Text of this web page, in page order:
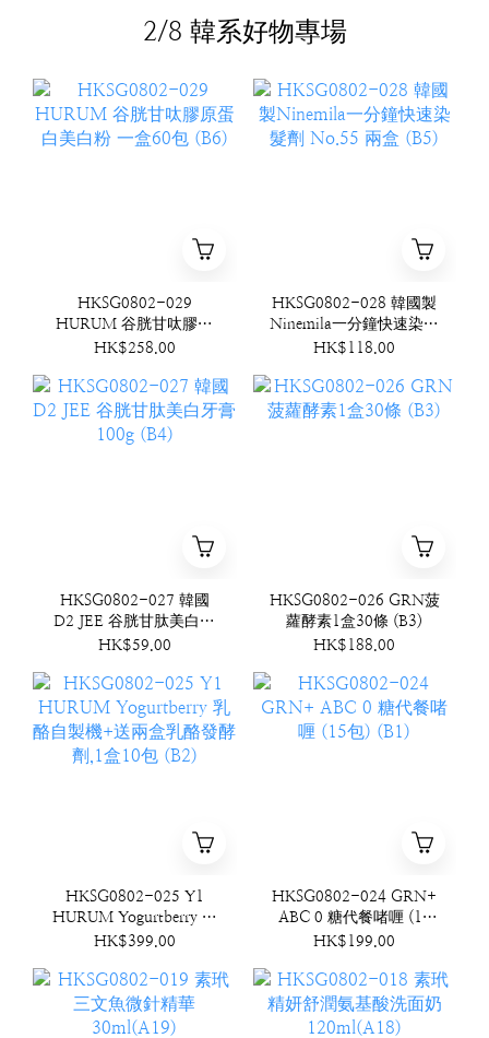
2/8 韓系好物專場
HKSG0802-029
HURUM 谷胱甘呔膠原
蛋白美白粉 一盒60包
HK$258.00
HKSG0802-028 韓國製
Ninemila一分鐘快速染髮
劑 No.55 兩盒 (B5)
HK$118.00
HKSG0802-027 韓國
D2 JEE 谷胱甘肽美白牙
膏 100g (B4)
HK$59.00
HKSG0802-026 GRN菠
蘿酵素1盒30條 (B3)
HK$188.00
HKSG0802-025 Y1
HURUM Yogurtberry 乳
酪自製機+送兩盒乳酪發
HK$399.00
HKSG0802-024 GRN+
ABC 0 糖代餐啫喱 (15
包) (B1)
HK$199.00